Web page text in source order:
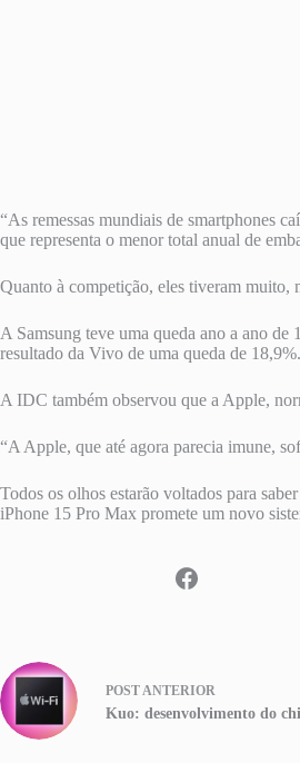
“As remessas mundiais de smartphones
que representa o menor total anual de
Quanto à competição, eles tiveram muito,
A Samsung teve uma queda ano a ano
resultado da Vivo de uma queda de 18,9%.
A IDC também observou que a Apple,
“A Apple, que até agora parecia imune,
Todos os olhos estarão voltados para
iPhone 15 Pro Max promete um novo
POST ANTERIOR
Kuo: desenvolvimento do